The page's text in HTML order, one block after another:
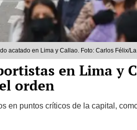
acatado en Lima y Callao. Foto: Carlos Félix/
en Lima y
orden
en puntos críticos de la capital,